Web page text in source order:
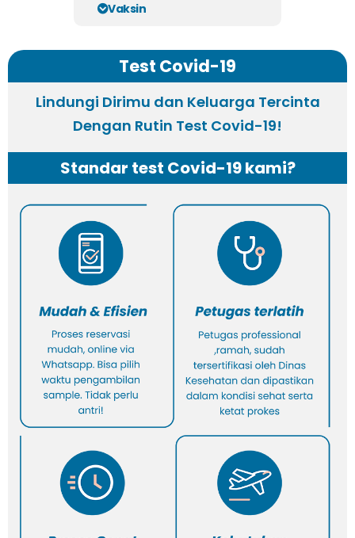
Vaksin
Test Covid-19
Lindungi Dirimu dan Keluarga Tercinta
Dengan Rutin Test Covid-19!
Standar test Covid-19 kami?